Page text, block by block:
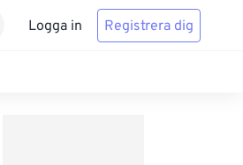
Logga in Registrera dig